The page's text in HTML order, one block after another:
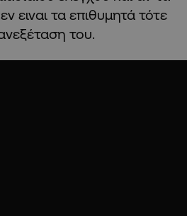
ειναι τα επιθυμητά τότε
του.